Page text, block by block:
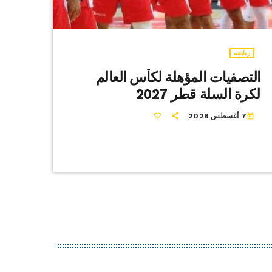
رياضة
التصفيات المؤهلة لكأس العالم
لكرة السلة قطر 2027
today7 أغسطس 2026